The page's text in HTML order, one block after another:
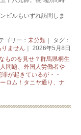
ビルもいずれ訪問しま
ゴリー： 未分類｜ タグ：
ません ｜ 2026年5月8日
ものを見せ？群馬県桐生
問題、外国人労働者や
が起きているが・・
ロム！タニヤ通り、ナ